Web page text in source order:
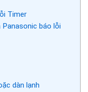
Timer
báo lỗi
dàn lạnh